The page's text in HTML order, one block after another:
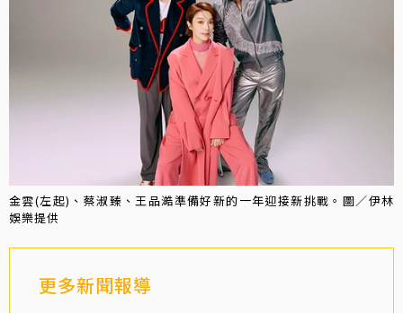
金雲(左起)、蔡淑臻、王品澔準備好新的一年迎接新挑戰。圖／伊林
娛樂提供
更多新聞報導